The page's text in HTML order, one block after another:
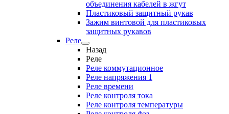
объединения кабелей в жгут
Пластиковый защитный рукав
Зажим винтовой для пластиковых
защитных рукавов
Реле
Назад
Реле
Реле коммутационное
Реле напряжения 1
Реле времени
Реле контроля тока
Реле контроля температуры